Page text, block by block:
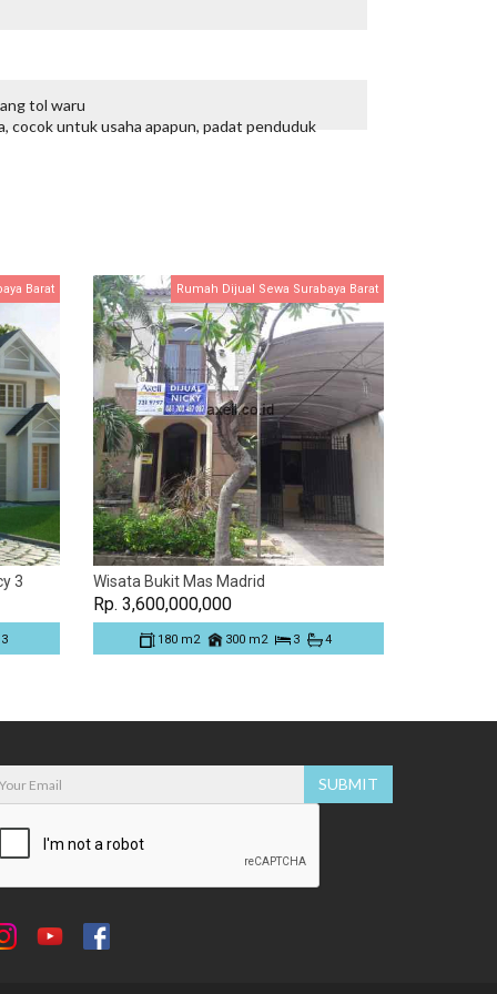
tol waru
cocok untuk usaha apapun, padat penduduk
Barat
3
3
Rumah Dijual Sewa Surabaya Barat
Wisata Bukit Mas Madrid
Rp. 3,600,000,000
180 m2 300 m2 3 4